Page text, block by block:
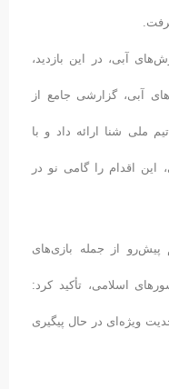
آبی، در این بازدید،
آبی، گزارشی جامع از
ملی شنا ارائه داد و با
این اقدام را گامی نو در
پیش‌رو از جمله بازی‌های
اسلامی، تأکید کرد:
ویژه‌ای در حال پیگیری